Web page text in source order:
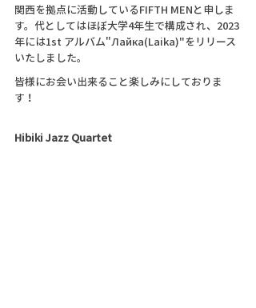
関西を拠点に活動しているFIFTH MENと申しま
す。代としてはほぼ大学4年生で構成され、2023
年には1st アルバム"Лайка(Laika)"をリリース
いたしました。
皆様にお会い出来ること楽しみにしておりま
す！
Hibiki Jazz Quartet